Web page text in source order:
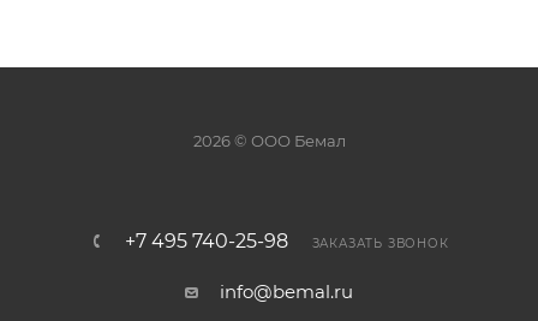
2026 © ООО Бемал
+7 495 740-25-98 ЗАКАЗАТЬ ЗВОНОК
info@bemal.ru